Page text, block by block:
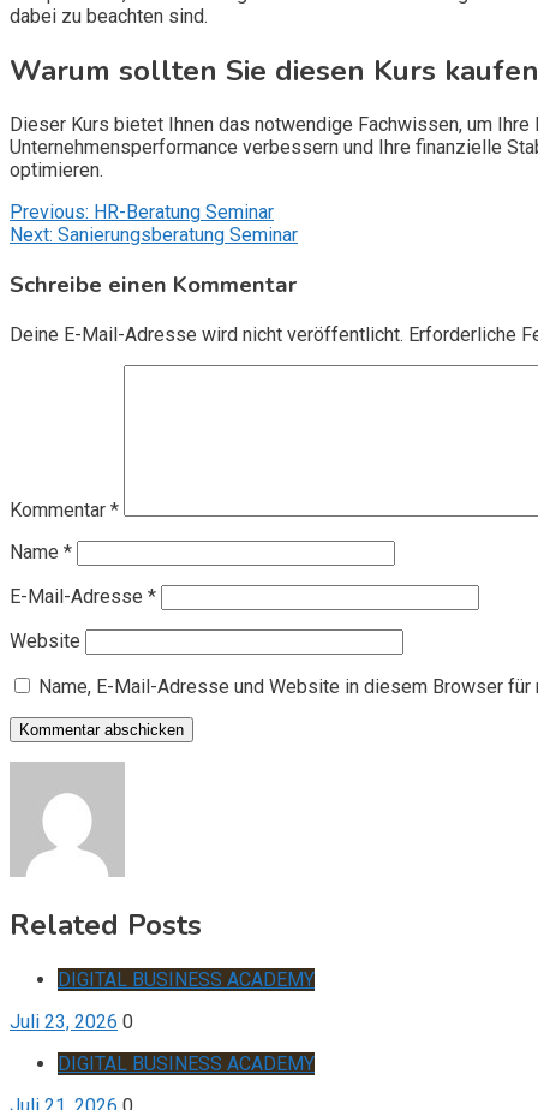
dabei zu beachten sind.
Warum sollten Sie diesen Kurs
Dieser Kurs bietet Ihnen das notwendige Fachwissen, um
Unternehmensperformance verbessern und Ihre finanzielle
optimieren.
Beitragsnavigation
Previous: HR-Beratung Seminar
Next: Sanierungsberatung Seminar
Schreibe einen Kommentar
Deine E-Mail-Adresse wird nicht veröffentlicht. Erforderliche
Kommentar *
Name *
E-Mail-Adresse *
Website
Name, E-Mail-Adresse und Website in diesem Browser
Related Posts
DIGITAL BUSINESS ACADEMY
Juli 23, 2026 0
DIGITAL BUSINESS ACADEMY
Juli 21, 2026 0